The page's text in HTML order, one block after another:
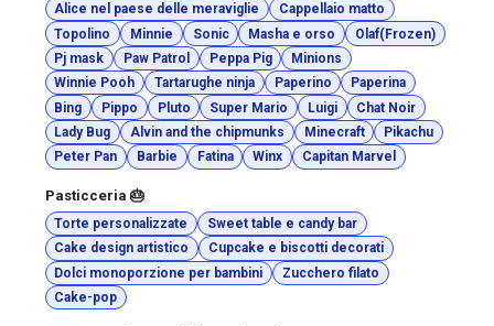
Alice nel paese delle meraviglie
Cappellaio matto
Topolino
Minnie Sonic Masha e orso
Olaf(Frozen)
Pj mask
Paw Patrol Peppa Pig
Minions
Winnie Pooh
Tartarughe ninja Paperino
Paperina
Bing
Pippo Pluto Super Mario Luigi
Chat Noir
Lady Bug
Alvin and the chipmunks Minecraft
Pikachu
Peter Pan
Barbie Fatina Winx Capitan Marvel
Pasticceria 🎂
Torte personalizzate
Sweet table e candy bar
Cake design artistico
Cupcake e biscotti decorati
Dolci monoporzione per bambini
Zucchero filato
Cake-pop